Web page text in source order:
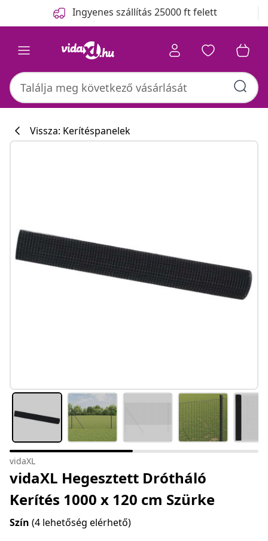
Ingyenes szállítás 25000 ft felett
Vissza: Kerítéspanelek
vidaXL
vidaXL Hegesztett Drótháló
Kerítés 1000 x 120 cm Szürke
Szín (4 lehetőség elérhető)